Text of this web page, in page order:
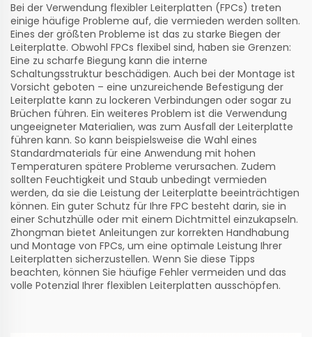
Bei der Verwendung flexibler Leiterplatten (FPCs) treten
einige häufige Probleme auf, die vermieden werden sollten.
Eines der größten Probleme ist das zu starke Biegen der
Leiterplatte. Obwohl FPCs flexibel sind, haben sie Grenzen:
Eine zu scharfe Biegung kann die interne
Schaltungsstruktur beschädigen. Auch bei der Montage ist
Vorsicht geboten – eine unzureichende Befestigung der
Leiterplatte kann zu lockeren Verbindungen oder sogar zu
Brüchen führen. Ein weiteres Problem ist die Verwendung
ungeeigneter Materialien, was zum Ausfall der Leiterplatte
führen kann. So kann beispielsweise die Wahl eines
Standardmaterials für eine Anwendung mit hohen
Temperaturen spätere Probleme verursachen. Zudem
sollten Feuchtigkeit und Staub unbedingt vermieden
werden, da sie die Leistung der Leiterplatte beeinträchtigen
können. Ein guter Schutz für Ihre FPC besteht darin, sie in
einer Schutzhülle oder mit einem Dichtmittel einzukapseln.
Zhongman bietet Anleitungen zur korrekten Handhabung
und Montage von FPCs, um eine optimale Leistung Ihrer
Leiterplatten sicherzustellen. Wenn Sie diese Tipps
beachten, können Sie häufige Fehler vermeiden und das
volle Potenzial Ihrer flexiblen Leiterplatten ausschöpfen.